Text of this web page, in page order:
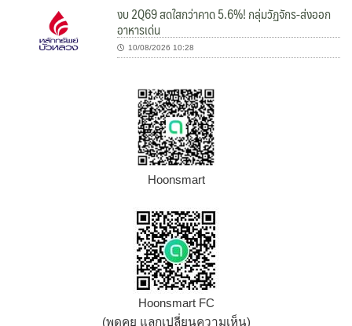
งบ 2Q69 สดใสกว่าคาด 5.6%! กลุ่มวัฏจักร-ส่งออก
อาหารเด่น
10/08/2026 10:28
Hoonsmart
Hoonsmart FC
(พูดคุย แลกเปลี่ยนความเห็น)